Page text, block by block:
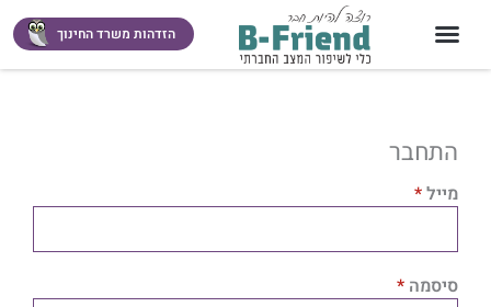
לתוכן
הזדהות משרד החינוך
התחבר
מייל*
סיסמה *